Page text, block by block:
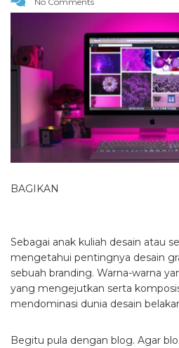
BAGIKAN
Sebagai anak kuliah desain atau
mengetahui pentingnya desain
sebuah branding. Warna-warna
yang mengejutkan serta
mendominasi dunia desain
Begitu pula dengan blog. Agar